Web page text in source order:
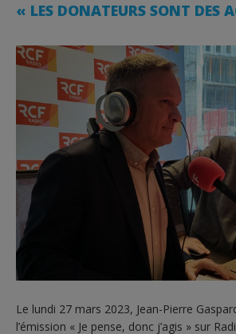
« LES DONATEURS SONT DES
Le lundi 27 mars 2023, Jean-Pierre
l’émission « Je pense, donc j’agis » sur